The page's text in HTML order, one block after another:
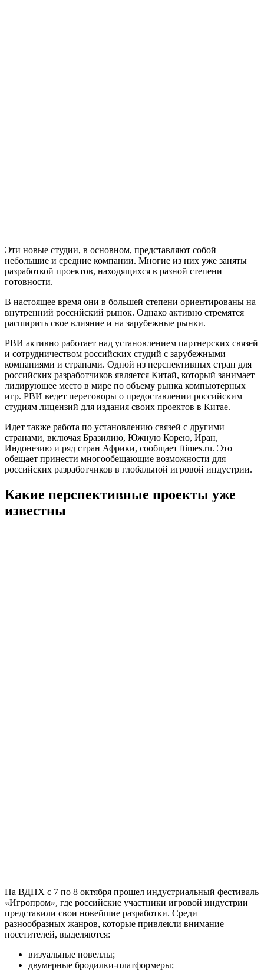
Эти новые студии, в основном, представляют собой
небольшие и средние компании. Многие из них уже заняты
разработкой проектов, находящихся в разной степени
готовности.
В настоящее время они в большей степени ориентированы на
внутренний российский рынок. Однако активно стремятся
расширить свое влияние и на зарубежные рынки.
РВИ активно работает над установлением партнерских связей
и сотрудничеством российских студий с зарубежными
компаниями и странами. Одной из перспективных стран для
российских разработчиков является Китай, который занимает
лидирующее место в мире по объему рынка компьютерных
игр. РВИ ведет переговоры о предоставлении российским
студиям лицензий для издания своих проектов в Китае.
Идет также работа по установлению связей с другими
странами, включая Бразилию, Южную Корею, Иран,
Индонезию и ряд стран Африки, сообщает ftimes.ru. Это
обещает принести многообещающие возможности для
российских разработчиков в глобальной игровой индустрии.
Какие перспективные проекты уже
известны
На ВДНХ с 7 по 8 октября прошел индустриальный фестиваль
«Игропром», где российские участники игровой индустрии
представили свои новейшие разработки. Среди
разнообразных жанров, которые привлекли внимание
посетителей, выделяются:
визуальные новеллы;
двумерные бродилки-платформеры;